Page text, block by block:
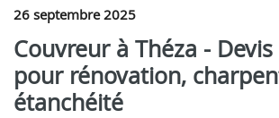
26 septembre 2025
Couvreur à Théza -
pour rénovation,
étanchéité